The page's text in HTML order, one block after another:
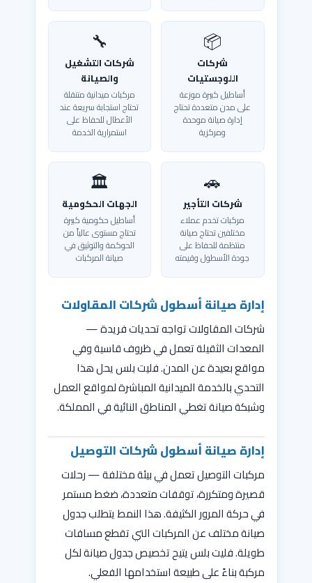
📦
شركات
اللوجستيات
أساطيل كبيرة موزعة
على مدن متعددة تحتاج
إدارة صيانة موحدة
ومركزية
🔧
شركات التشغيل
والصيانة
مركبات ميدانية متنقلة
تحتاج استجابة سريعة عند
الأعطال للحفاظ على
استمرارية الخدمة
🚗
شركات التأجير
مركبات تخدم عملاء
مختلفين تحتاج صيانة
منتظمة للحفاظ على
جودة الأسطول وقيمته
🏛️
الجهات الحكومية
أساطيل حكومية كبيرة
تحتاج مستوى عالياً من
الحوكمة والتوثيق في
صيانة المركبات
إدارة صيانة أسطول شركات المقاولات
شركات المقاولات تواجه تحديات فريدة —
المعدات الثقيلة تعمل في ظروف قاسية وفي
مواقع بعيدة عن المدن. فليت بلس يحل هذا
التحدي بالخدمة الميدانية المباشرة لمواقع العمل
وشبكة صيانة تغطي المناطق النائية في المملكة.
إدارة صيانة أسطول شركات التوصيل
مركبات التوصيل تعمل في بيئة مختلفة — رحلات
قصيرة ومتكررة، توقفات متعددة، ضغط مستمر
في حركة المرور الكثيفة. هذا النمط يتطلب جدول
صيانة مختلف عن المركبات التي تقطع مسافات
طويلة. فليت بلس يتيح تخصيص جدول صيانة لكل
مركبة بناءً على طبيعة استخدامها الفعلي.